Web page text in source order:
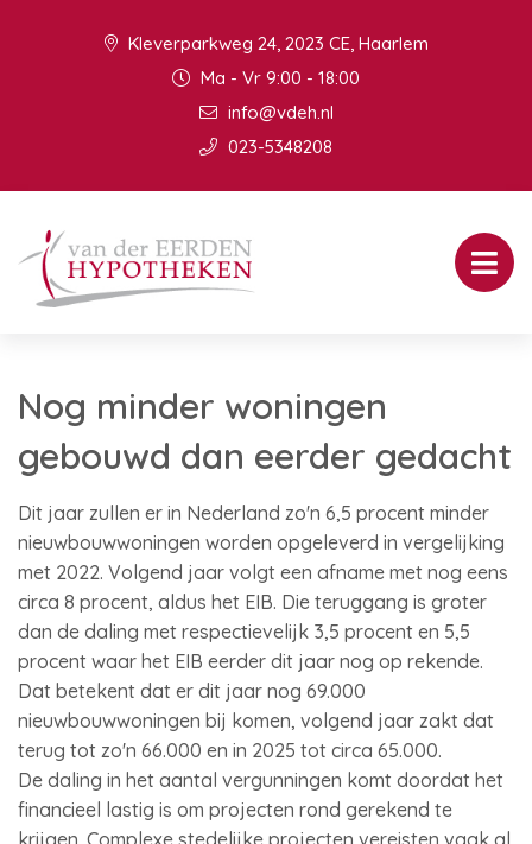
Kleverparkweg 24, 2023 CE, Haarlem
Ma - Vr 9:00 - 18:00
info@vdeh.nl
023-5348208
Nog minder woningen
gebouwd dan eerder gedacht
Dit jaar zullen er in Nederland zo'n 6,5 procent minder
nieuwbouwwoningen worden opgeleverd in vergelijking
met 2022. Volgend jaar volgt een afname met nog eens
circa 8 procent, aldus het EIB. Die teruggang is groter
dan de daling met respectievelijk 3,5 procent en 5,5
procent waar het EIB eerder dit jaar nog op rekende.
Dat betekent dat er dit jaar nog 69.000
nieuwbouwwoningen bij komen, volgend jaar zakt dat
terug tot zo'n 66.000 en in 2025 tot circa 65.000.
De daling in het aantal vergunningen komt doordat het
financieel lastig is om projecten rond gerekend te
krijgen. Complexe stedelijke projecten vereisten vaak al